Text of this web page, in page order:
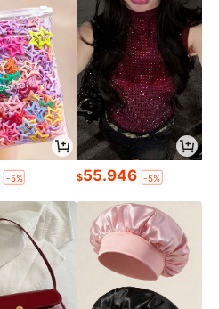
-5% $55.946 -5%